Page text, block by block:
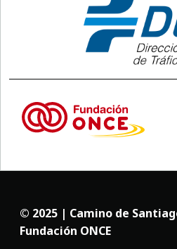
© 2025 | Camino de
Fundación ONCE